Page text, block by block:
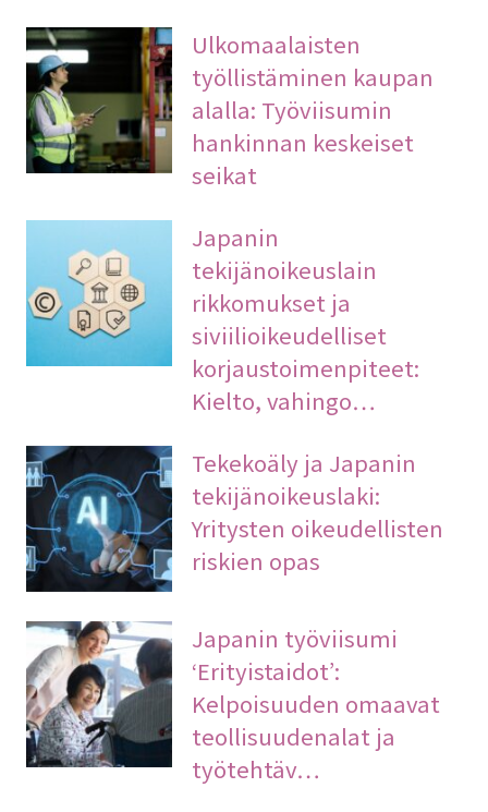
Ulkomaalaisten
työllistäminen kaupan
alalla: Työviisumin
hankinnan keskeiset
seikat
Japanin
tekijänoikeuslain
rikkomukset ja
siviilioikeudelliset
korjaustoimenpiteet:
Kielto, vahingo…
Tekekoäly ja Japanin
tekijänoikeuslaki:
Yritysten oikeudellisten
riskien opas
Japanin työviisumi
‘Erityistaidot’:
Kelpoisuuden omaavat
teollisuudenalat ja
työtehtäv…